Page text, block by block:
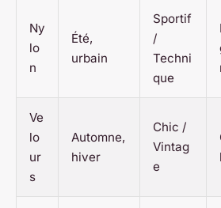
Ny
lo
n
Été,
urbain
Sportif
/
Techni
que
Ve
lo
ur
s
Automne,
hiver
Chic /
Vintag
e